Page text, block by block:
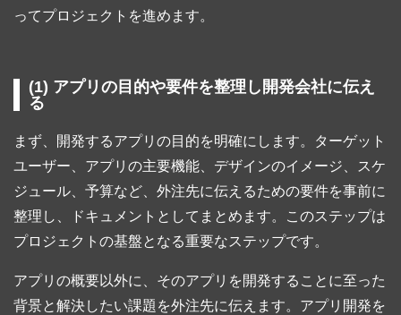
ってプロジェクトを進めます。
(1) アプリの目的や要件を整理し開発会社に伝え
る
まず、開発するアプリの目的を明確にします。ターゲット
ユーザー、アプリの主要機能、デザインのイメージ、スケ
ジュール、予算など、外注先に伝えるための要件を事前に
整理し、ドキュメントとしてまとめます。このステップは
プロジェクトの基盤となる重要なステップです。
アプリの概要以外に、そのアプリを開発することに至った
背景と解決したい課題を外注先に伝えます。アプリ開発を